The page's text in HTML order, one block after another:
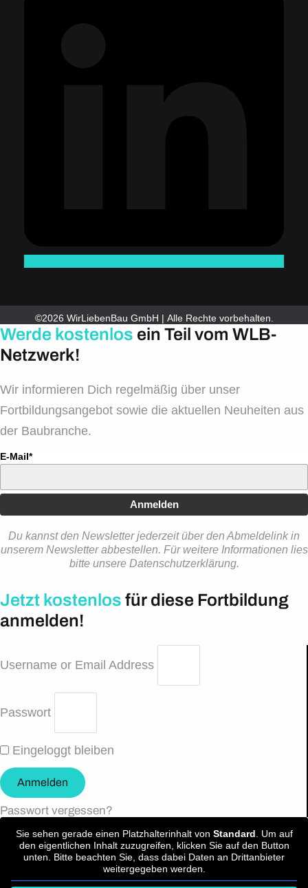
©2026 WirLiebenBau GmbH | Alle Rechte vorbehalten.
Werde kostenlos ein Teil vom WLB-
Netzwerk!
Wir informieren Dich regelmäßig über unser
Fortbildungsangebot sowie die aktuellen Neuheiten aus
der Baubranche.
E-Mail*
Anmelden
Du kannst den Newsletter jederzeit über den Abmeldelink in
unserem Newsletter abbestellen. Für weitere Informationen lies
bitte unsere Datenschutzerklärung.
Jetzt kostenlos für diese Fortbildung
anmelden!
Username or Email Address
Passwort
Eingeloggt bleiben
Anmelden
Passwort vergessen?
Sie sehen gerade einen Platzhalterinhalt von Standard . Um auf
den eigentlichen Inhalt zuzugreifen, klicken Sie auf den Button
unten. Bitte beachten Sie, dass dabei Daten an Drittanbieter
weitergegeben werden.